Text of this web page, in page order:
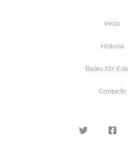
Inicio
Historia
Bases XIX
Contacto